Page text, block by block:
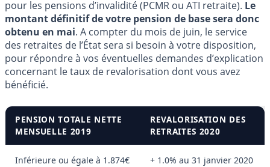
pour les pensions d’invalidité (PCMR ou ATI retraite). Le
montant définitif de votre pension de base sera donc
obtenu en mai. A compter du mois de juin, le service
des retraites de l’État sera si besoin à votre disposition,
pour répondre à vos éventuelles demandes d’explication
concernant le taux de revalorisation dont vous avez
bénéficié.
PENSION TOTALE NETTE
MENSUELLE 2019
REVALORISATION DES
RETRAITES 2020
Inférieure ou égale à 1.874€ + 1.0% au 31 janvier 2020